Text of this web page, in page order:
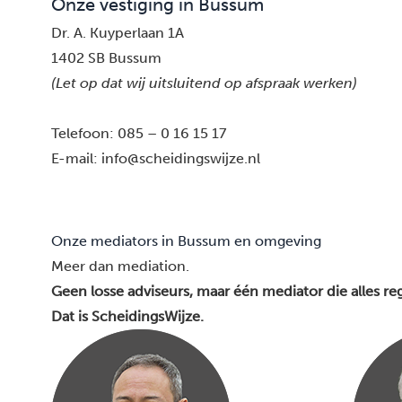
Onze vestiging in Bussum
Dr. A. Kuyperlaan 1A
1402 SB Bussum
(Let op dat wij uitsluitend op afspraak werken)
Telefoon: 085 – 0 16 15 17
E-mail: info@scheidingswijze.nl
Onze mediators in Bussum en omgeving
Meer dan mediation.
Geen losse adviseurs, maar één mediator die alles
Dat is ScheidingsWijze.